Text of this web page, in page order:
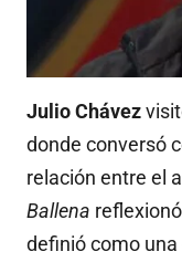
Julio Chávez
donde conversó
relación entre el
Ballena
definió como